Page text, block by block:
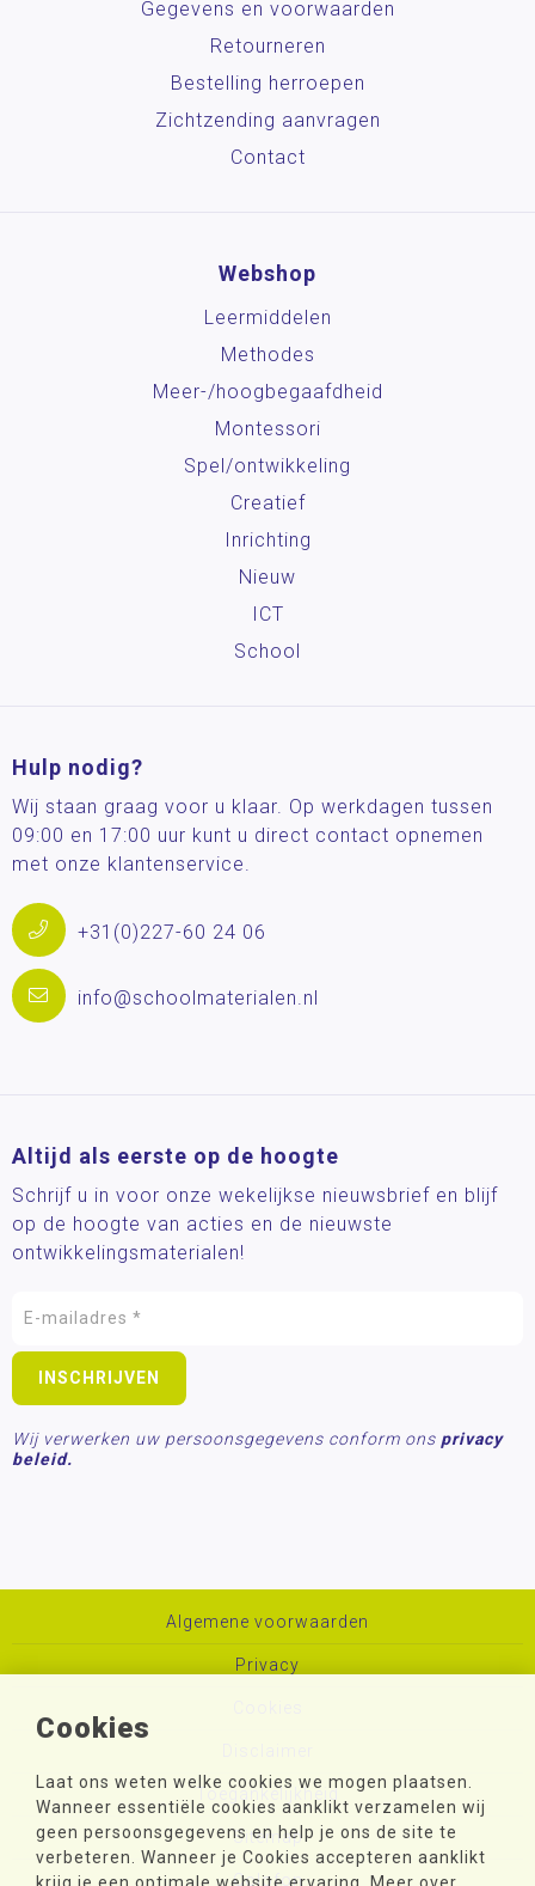
Cookies
Laat ons weten welke cookies we mogen plaatsen.
Wanneer essentiële cookies aanklikt verzamelen wij
geen persoonsgegevens en help je ons de site te
verbeteren. Wanneer je Cookies accepteren aanklikt
Gegevens en voorwaarden
Retourneren
Bestelling herroepen
Zichtzending aanvragen
Contact
Webshop
Leermiddelen
Methodes
Meer-/hoog­begaafdheid
Montessori
Spel/ontwikkeling
Creatief
Inrichting
Nieuw
ICT
School
Hulp nodig?
Wij staan graag voor u klaar. Op werkdagen tussen
09:00 en 17:00 uur kunt u direct contact opnemen
met onze klantenservice.
+31(0)227-60 24 06
info@schoolmaterialen.nl
Altijd als eerste op de hoogte
Schrijf u in voor onze wekelijkse nieuwsbrief en blijf
op de hoogte van acties en de nieuwste
ontwikkelingsmaterialen!
Wij verwerken uw persoonsgegevens conform ons privacy
beleid.
Algemene voorwaarden
Privacy
Toegankelijkheid
Sitemap
Colofon